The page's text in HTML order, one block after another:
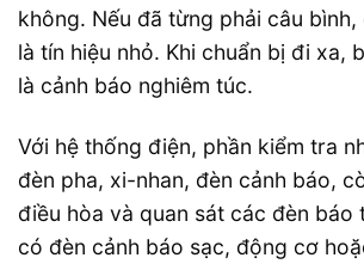
không. Nếu đã từng phải câu
là tín hiệu nhỏ. Khi chuẩn bị đi xa,
là cảnh báo nghiêm túc.
Với hệ thống điện, phần kiểm tra
đèn pha, xi-nhan, đèn cảnh báo,
điều hòa và quan sát các đèn báo
có đèn cảnh báo sạc, động cơ